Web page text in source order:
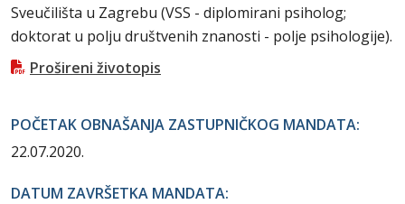
Sveučilišta u Zagrebu (VSS - diplomirani psiholog;
doktorat u polju društvenih znanosti - polje psihologije).
Prošireni životopis
POČETAK OBNAŠANJA ZASTUPNIČKOG MANDATA:
22.07.2020.
DATUM ZAVRŠETKA MANDATA: